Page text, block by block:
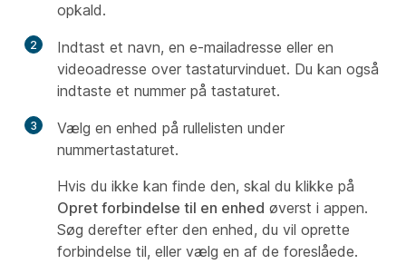
opkald.
2
Indtast et navn, en e-mailadresse eller en
videoadresse over tastaturvinduet. Du kan også
indtaste et nummer på tastaturet.
3
Vælg en enhed på rullelisten under
nummertastaturet.
Hvis du ikke kan finde den, skal du klikke på
Opret forbindelse til en enhed øverst i appen.
Søg derefter efter den enhed, du vil oprette
forbindelse til, eller vælg en af de foreslåede.